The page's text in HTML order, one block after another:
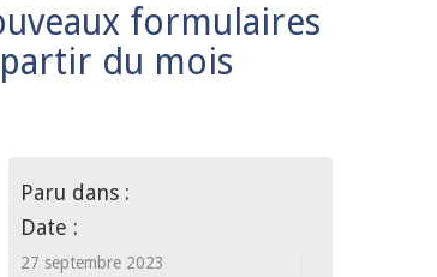
formulaires
partir du mois
Paru dans :
Date :
27 septembre 2023